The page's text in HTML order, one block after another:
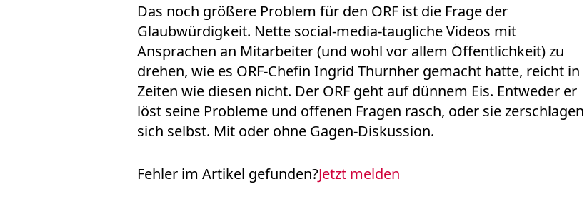
Das noch größere Problem für den ORF ist die Frage der
Glaubwürdigkeit. Nette social-media-taugliche Videos mit
Ansprachen an Mitarbeiter (und wohl vor allem Öffentlichkeit) zu
drehen, wie es ORF-Chefin Ingrid Thurnher gemacht hatte, reicht in
Zeiten wie diesen nicht. Der ORF geht auf dünnem Eis. Entweder er
löst seine Probleme und offenen Fragen rasch, oder sie zerschlagen
sich selbst. Mit oder ohne Gagen-Diskussion.
Fehler im Artikel gefunden?Jetzt melden